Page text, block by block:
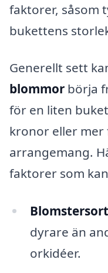
faktorer, såsom
bukettens
Generellt sett
blommor börja
för en liten
kronor eller
arrangemang.
faktorer som
dyrare än
orkidéer.